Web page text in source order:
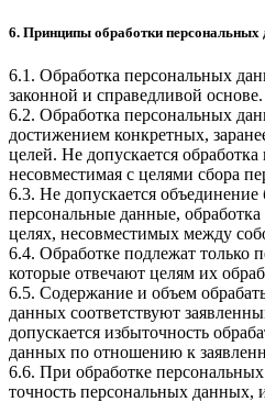
6. Принципы обработки персональных
6.1. Обработка персональных
законной и справедливой основе.
6.2. Обработка персональных
достижением конкретных,
целей. Не допускается
несовместимая с целями сбора
6.3. Не допускается
персональные данные, обработка
целях, несовместимых между
6.4. Обработке подлежат только
которые отвечают целям их
6.5. Содержание и объем
данных соответствуют
допускается избыточность
данных по отношению к
6.6. При обработке
точность персональных данных,